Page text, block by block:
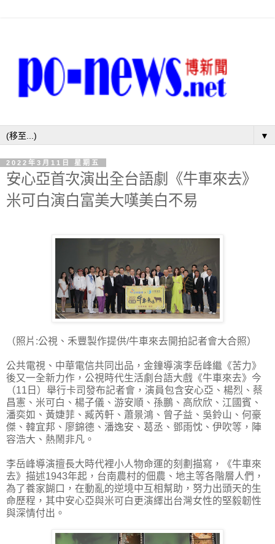
▼
2022年3月11日 星期五
安心亞首次演出全台語劇《牛車來去》
米可白演白富美大嘆美白不易
（照片:公視、禾豐製作提供/牛車來去開拍記者會大合照）
公共電視、中華電信共同出品，金鐘導演李岳峰繼《苦力》
後又一全新力作，公視時代生活劇台語大戲《牛車來去》今
（11日）舉行卡司發布記者會，演員包含安心亞、楊烈、蔡
昌憲、米可白、楊子儀、游安順、孫鵬、高欣欣、江國賓、
潘奕如、黃婕菲、臧芮軒、蕭景鴻、曾子益、吳鈴山、何豪
傑、韓宜邦、廖錦德、潘逸安、葛丞、鄧雨忱、伊吹等，陣
容浩大、熱鬧非凡。
李岳峰導演擅長大時代裡小人物命運的刻劃描寫，《牛車來
去》描述1943年起，台南農村的佃農、地主等各階層人們，
為了養家餬口，在動亂的逆境中互相幫助，努力出頭天的生
命歷程，其中安心亞與米可白更演繹出台灣女性的堅毅韌性
與深情付出。